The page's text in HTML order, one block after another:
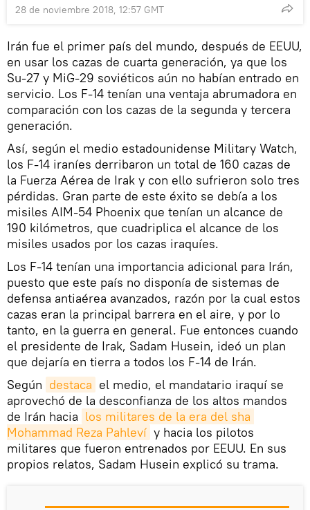
28 de noviembre 2018, 12:57 GMT
Irán fue el primer país del mundo, después de EEUU,
en usar los cazas de cuarta generación, ya que los
Su-27 y MiG-29 soviéticos aún no habían entrado en
servicio. Los F-14 tenían una ventaja abrumadora en
comparación con los cazas de la segunda y tercera
generación.
Así, según el medio estadounidense Military Watch,
los F-14 iraníes derribaron un total de 160 cazas de
la Fuerza Aérea de Irak y con ello sufrieron solo tres
pérdidas. Gran parte de este éxito se debía a los
misiles AIM-54 Phoenix que tenían un alcance de
190 kilómetros, que cuadriplica el alcance de los
misiles usados por los cazas iraquíes.
Los F-14 tenían una importancia adicional para Irán,
puesto que este país no disponía de sistemas de
defensa antiaérea avanzados, razón por la cual estos
cazas eran la principal barrera en el aire, y por lo
tanto, en la guerra en general. Fue entonces cuando
el presidente de Irak, Sadam Husein, ideó un plan
que dejaría en tierra a todos los F-14 de Irán.
Según destaca el medio, el mandatario iraquí se
aprovechó de la desconfianza de los altos mandos
de Irán hacia los militares de la era del sha
Mohammad Reza Pahleví y hacia los pilotos
militares que fueron entrenados por EEUU. En sus
propios relatos, Sadam Husein explicó su trama.